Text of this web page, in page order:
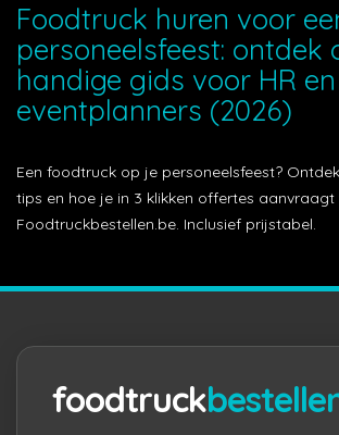
Foodtruck huren voor
personeelsfeest: ontdek
handige gids voor HR en
eventplanners (2026)
Een foodtruck op je personeelsfeest?
tips en hoe je in 3 klikken offertes aanvraagt
Foodtruckbestellen.be. Inclusief prijstabel.
foodtruck